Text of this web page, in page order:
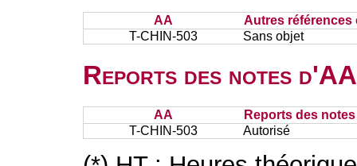
AA
Autres références
T-CHIN-503
Sans objet
Reports des notes
AA
Reports des
T-CHIN-503
Autorisé